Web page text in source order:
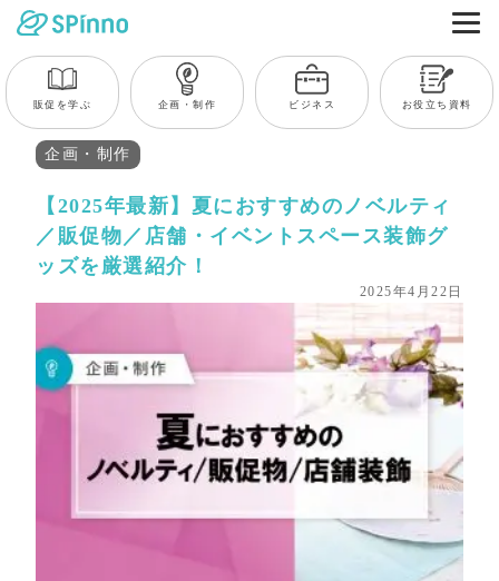
販促を学ぶ 企画・制作 ビジネス お役立ち資料
企画・制作
【2025年最新】夏におすすめのノベルティ
／販促物／店舗・イベントスペース装飾グ
ッズを厳選紹介！
2025年4月22日